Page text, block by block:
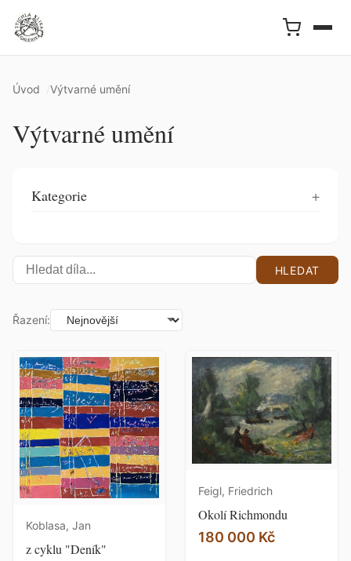
Úvod Výtvarné umění
Výtvarné umění
Kategorie
HLEDAT
Řazení:
Koblasa, Jan
z cyklu "Deník"
Feigl, Friedrich
Okolí Richmondu
180 000 Kč